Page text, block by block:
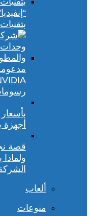
بتقنيات DLSS 4 و Path Tracing
أجهزة
ألعاب
منوعات